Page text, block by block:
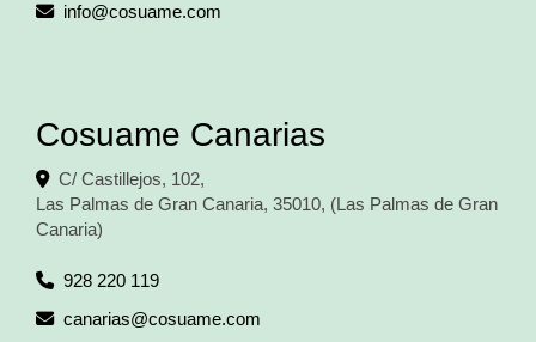
info
cosuame.com
Cosuame Canarias
C/ Castillejos, 102,
Las Palmas de Gran Canaria, 35010, (Las Palmas de Gran
Canaria)
928 220 119
canarias
cosuame.com